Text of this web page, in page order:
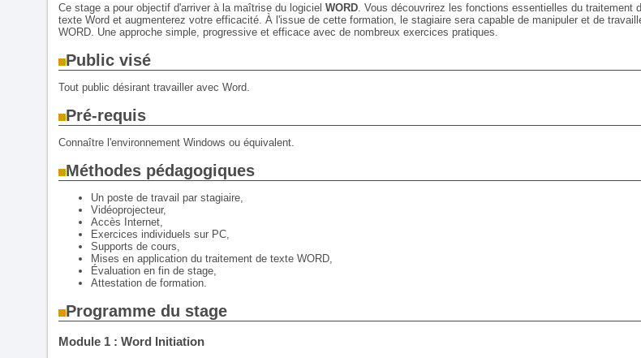
Ce stage a pour objectif d'arriver à la maîtrise du logiciel WORD . Vous découvrirez les fonctions essentielles du traitement
texte Word et augmenterez votre efficacité. À l'issue de cette formation, le stagiaire sera capable de manipuler et de
WORD. Une approche simple, progressive et efficace avec de nombreux exercices pratiques.
Public visé
Tout public désirant travailler avec Word.
Pré-requis
Connaître l'environnement Windows ou équivalent.
Méthodes pédagogiques
Un poste de travail par stagiaire,
Vidéoprojecteur,
Accès Internet,
Exercices individuels sur PC,
Supports de cours,
Mises en application du traitement de texte WORD,
Évaluation en fin de stage,
Attestation de formation.
Programme du stage
Module 1 : Word Initiation